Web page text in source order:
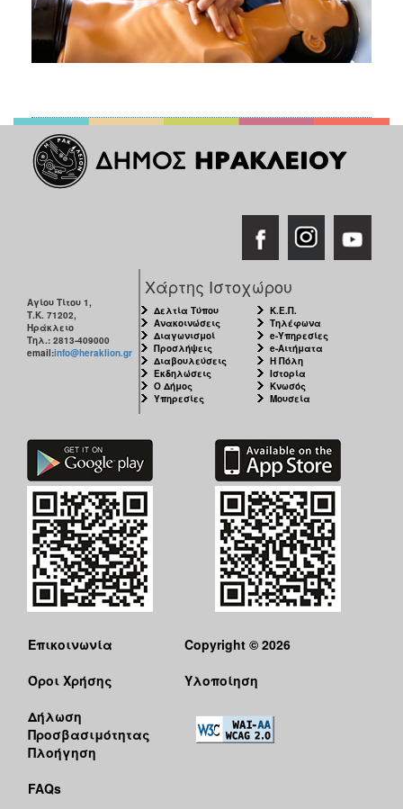
Αγίου Τίτου 1,
Τ.Κ. 71202,
Ηράκλειο
Τηλ.: 2813-409000
email:info@heraklion.gr
Χάρτης Ιστοχώρου
Δελτία Τύπου
Ανακοινώσεις
Διαγωνισμοί
Προσλήψεις
Διαβουλεύσεις
Εκδηλώσεις
Ο Δήμος
Υπηρεσίες
Κ.Ε.Π.
Τηλέφωνα
e-Υπηρεσίες
e-Αιτήματα
Η Πόλη
Ιστορία
Κνωσός
Μουσεία
Επικοινωνία
Όροι Χρήσης
Δήλωση
Προσβασιμότητας
Πλοήγηση
FAQs
Copyright © 2026
Υλοποίηση